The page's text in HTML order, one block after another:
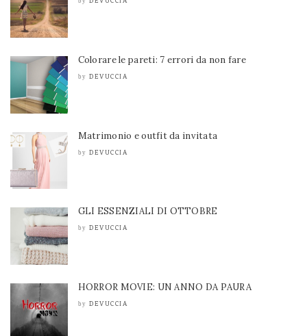
Colorare le pareti: 7 errori da non fare
by DEVUCCIA
Matrimonio e outfit da invitata
by DEVUCCIA
GLI ESSENZIALI DI OTTOBRE
by DEVUCCIA
HORROR MOVIE: UN ANNO DA PAURA
by DEVUCCIA